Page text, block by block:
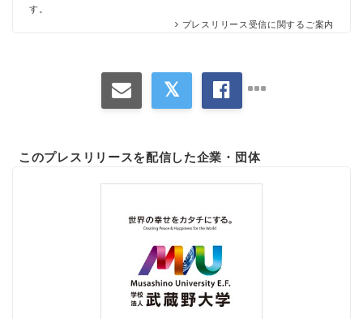
す。
プレスリリース受信に関するご案内
このプレスリリースを配信した企業・団体